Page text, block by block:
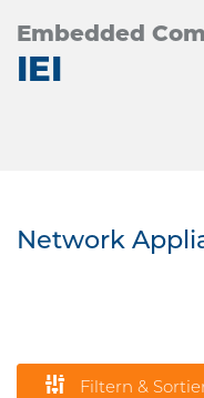
Embedded
IEI
Network
Filtern &